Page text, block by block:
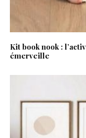
Kit book nook :
émerveille